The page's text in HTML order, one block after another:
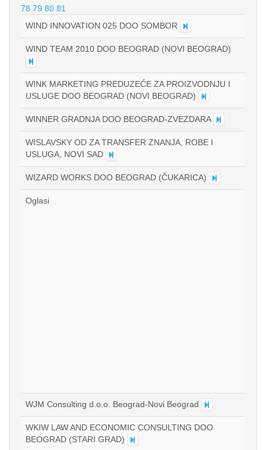
78 79 80 81
WIND INNOVATION 025 DOO SOMBOR
WIND TEAM 2010 DOO BEOGRAD (NOVI BEOGRAD)
WINK MARKETING PREDUZEĆE ZA PROIZVODNJU I
USLUGE DOO BEOGRAD (NOVI BEOGRAD)
WINNER GRADNJA DOO BEOGRAD-ZVEZDARA
WISLAVSKY OD ZA TRANSFER ZNANJA, ROBE I
USLUGA, NOVI SAD
WIZARD WORKS DOO BEOGRAD (ČUKARICA)
Oglasi
WJM Consulting d.o.o. Beograd-Novi Beograd
WKIW LAW AND ECONOMIC CONSULTING DOO
BEOGRAD (STARI GRAD)